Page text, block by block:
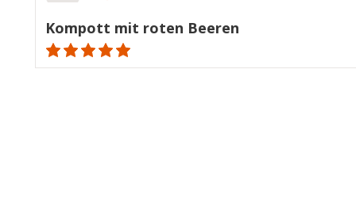
Kompott mit roten Beeren
ratings.NaN